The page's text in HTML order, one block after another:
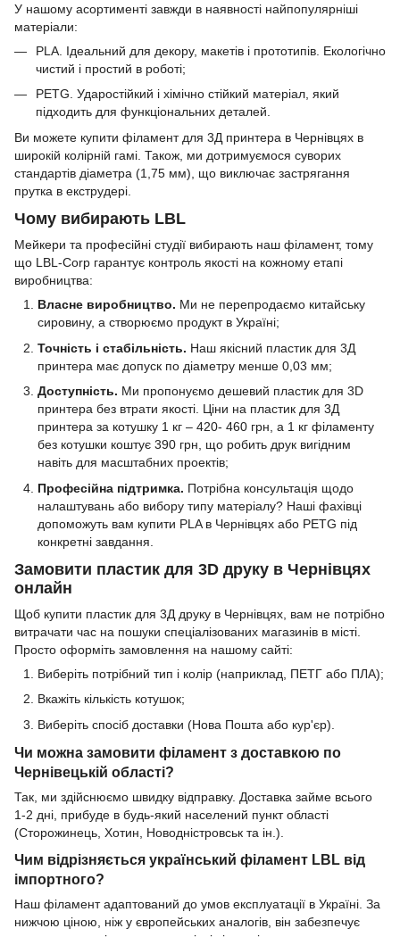
У нашому асортименті завжди в наявності найпопулярніші
матеріали:
PLA. Ідеальний для декору, макетів і прототипів. Екологічно
чистий і простий в роботі;
PETG. Ударостійкий і хімічно стійкий матеріал, який
підходить для функціональних деталей.
Ви можете купити філамент для 3Д принтера в Чернівцях в
широкій колірній гамі. Також, ми дотримуємося суворих
стандартів діаметра (1,75 мм), що виключає застрягання
прутка в екструдері.
Чому вибирають LBL
Мейкери та професійні студії вибирають наш філамент, тому
що LBL-Corp гарантує контроль якості на кожному етапі
виробництва:
Власне виробництво. Ми не перепродаємо китайську
сировину, а створюємо продукт в Україні;
Точність і стабільність. Наш якісний пластик для 3Д
принтера має допуск по діаметру менше 0,03 мм;
Доступність. Ми пропонуємо дешевий пластик для 3D
принтера без втрати якості. Ціни на пластик для 3Д
принтера за котушку 1 кг – 420- 460 грн, а 1 кг філаменту
без котушки коштує 390 грн, що робить друк вигідним
навіть для масштабних проектів;
Професійна підтримка. Потрібна консультація щодо
налаштувань або вибору типу матеріалу? Наші фахівці
допоможуть вам купити PLA в Чернівцях або PETG під
конкретні завдання.
Замовити пластик для 3D друку в Чернівцях
онлайн
Щоб купити пластик для 3Д друку в Чернівцях, вам не потрібно
витрачати час на пошуки спеціалізованих магазинів в місті.
Просто оформіть замовлення на нашому сайті:
Виберіть потрібний тип і колір (наприклад, ПЕТГ або ПЛА);
Вкажіть кількість котушок;
Виберіть спосіб доставки (Нова Пошта або кур'єр).
Чи можна замовити філамент з доставкою по
Чернівецькій області?
Так, ми здійснюємо швидку відправку. Доставка займе всього
1-2 дні, прибуде в будь-який населений пункт області
(Сторожинець, Хотин, Новодністровськ та ін.).
Чим відрізняється український філамент LBL від
імпортного?
Наш філамент адаптований до умов експлуатації в Україні. За
нижчою ціною, ніж у європейських аналогів, він забезпечує